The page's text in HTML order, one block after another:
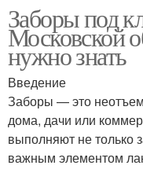
Заборы под
Московской
нужно знать
Введение
Заборы — это
дома, дачи или
выполняют не только
важным элементом